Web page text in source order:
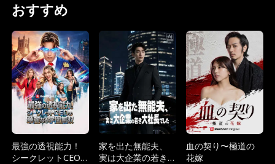
おすすめ
最強の透視能力！
シークレットCEO
家を出た無能夫、
実は大企業の若き
血の契り〜極道の
花嫁